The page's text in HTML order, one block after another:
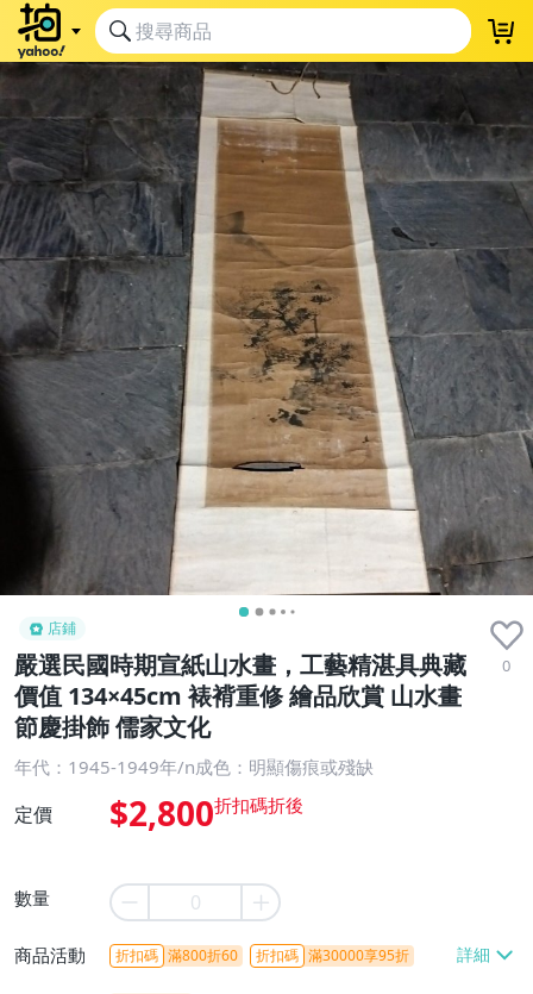
店鋪
嚴選民國時期宣紙山水畫，工藝精湛具典藏
價值 134×45cm 裱褙重修 繪品欣賞 山水畫
節慶掛飾 儒家文化
0
年代：1945-1949年/n成色：明顯傷痕或殘缺
定價 $2,800
數量
商品活動 折扣碼 滿800折60 折扣碼 滿30000享95折